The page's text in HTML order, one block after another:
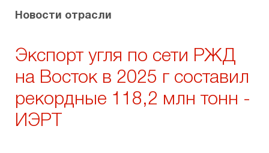
Новости отрасли
Экспорт угля по сети РЖД
на Восток в 2025 г составил
рекордные 118,2 млн тонн -
ИЭРТ
Ремонт подвижного состава
Годовые отчеты
Отчеты эмитента
Финансовая отчетность